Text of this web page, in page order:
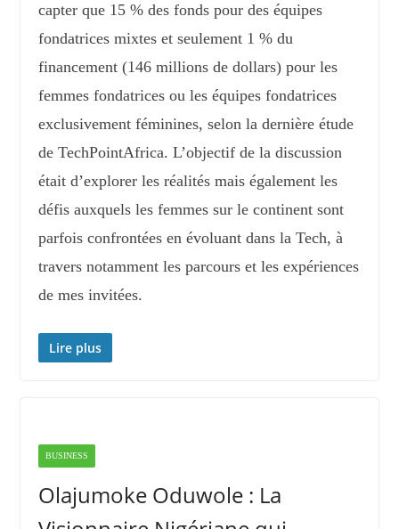
capter que 15 % des fonds pour des équipes
fondatrices mixtes et seulement 1 % du
financement (146 millions de dollars) pour les
femmes fondatrices ou les équipes fondatrices
exclusivement féminines, selon la dernière étude
de TechPointAfrica. L’objectif de la discussion
était d’explorer les réalités mais également les
défis auxquels les femmes sur le continent sont
parfois confrontées en évoluant dans la Tech, à
travers notamment les parcours et les expériences
de mes invitées.
Lire plus
BUSINESS
Olajumoke Oduwole : La